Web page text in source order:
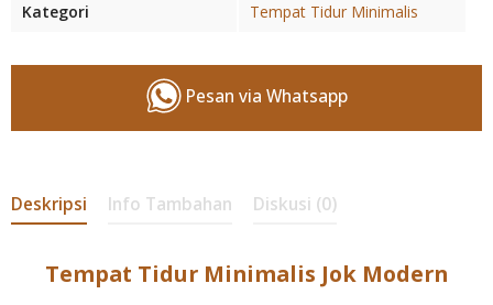
Kategori
Tempat Tidur Minimalis
Pesan via Whatsapp
Deskripsi Info Tambahan Diskusi (0)
Tempat Tidur Minimalis Jok Modern